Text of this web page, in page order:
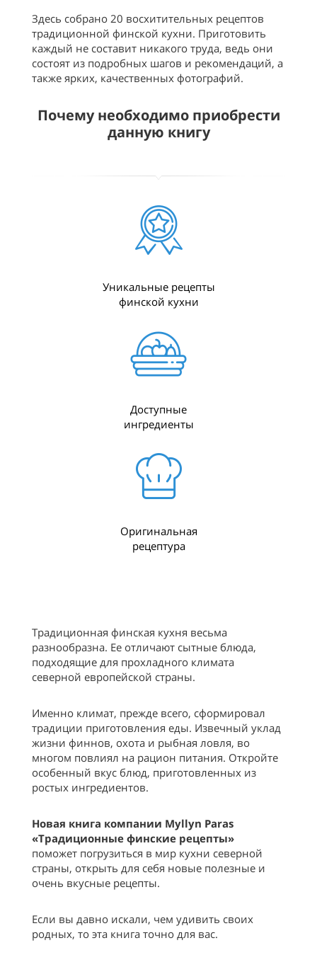
Здесь собрано 20 восхитительных рецептов
традиционной финской кухни. Приготовить
каждый не составит никакого труда, ведь они
состоят из подробных шагов и рекомендаций, а
также ярких, качественных фотографий.
Почему необходимо приобрести
данную книгу
Уникальные рецепты
финской кухни
Доступные
ингредиенты
Оригинальная
рецептура
Традиционная финская кухня весьма
разнообразна. Ее отличают сытные блюда,
подходящие для прохладного климата
северной европейской страны.
Именно климат, прежде всего, сформировал
традиции приготовления еды. Извечный уклад
жизни финнов, охота и рыбная ловля, во
многом повлиял на рацион питания. Откройте
особенный вкус блюд, приготовленных из
ростых ингредиентов.
Новая книга компании Myllyn Paras
«Традиционные финские рецепты»
поможет погрузиться в мир кухни северной
страны, открыть для себя новые полезные и
очень вкусные рецепты.
Если вы давно искали, чем удивить своих
родных, то эта книга точно для вас.